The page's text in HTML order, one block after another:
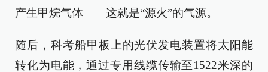
产生甲烷气体——这就是“源火”的气源。
随后，科考船甲板上的光伏发电装置将太阳能
转化为电能，通过专用线缆传输至1522米深的